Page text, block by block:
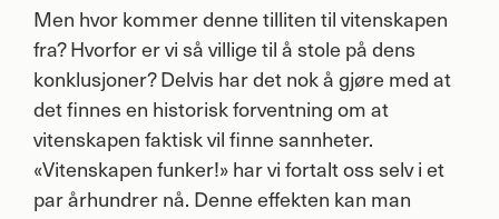
Men hvor kommer denne tilliten til vitenskapen
fra? Hvorfor er vi så villige til å stole på dens
konklusjoner? Delvis har det nok å gjøre med at
det finnes en historisk forventning om at
vitenskapen faktisk vil finne sannheter.
«Vitenskapen funker!» har vi fortalt oss selv i et
par århundrer nå. Denne effekten kan man